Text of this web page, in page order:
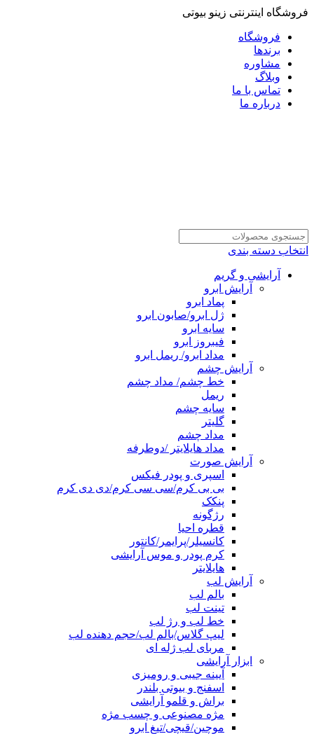
فروشگاه اینترنتی زینو بیوتی
فروشگاه
برندها
مشاوره
وبلاگ
تماس با ما
درباره ما
انتخاب دسته بندی
آرایشی و گریم
آرایش ابرو
پماد ابرو
ژل ابرو/صابون ابرو
سایه ابرو
فیبروز ابرو
مداد ابرو/ ریمل ابرو
آرایش چشم
خط چشم/ مداد چشم
ریمل
سایه چشم
گلیتر
مداد چشم
مداد هایلایتر /دوطرفه
آرایش صورت
اسپری و پودر فیکس
بی بی کرم/سی سی کرم/دی دی کرم
پنکک
رژگونه
قطره احیا
کانسیلر/پرایمر/کانتور
کرم پودر و موس آرایشی
هایلایتر
آرایش لب
بالم لب
تینت لب
خط لب و رژ لب
لیپ گلاس/بالم لب/حجم دهنده لب
مربای لب ژله ای
ابزار آرایشی
آیینه جیبی و رومیزی
اسفنج و بیوتی بلندر
براش و قلمو آرایشی
مژه مصنوعی و چسب مژه
موچین/قیچی/تیغ ابرو